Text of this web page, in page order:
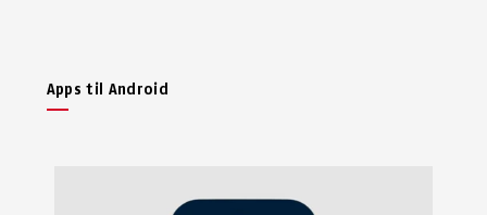
Apps til Android